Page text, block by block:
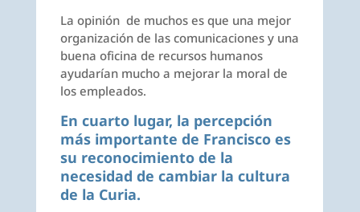
La opinión de muchos es que una mejor
organización de las comunicaciones y una
buena oficina de recursos humanos
ayudarían mucho a mejorar la moral de
los empleados.
En cuarto lugar, la percepción
más importante de Francisco es
su reconocimiento de la
necesidad de cambiar la cultura
de la Curia.